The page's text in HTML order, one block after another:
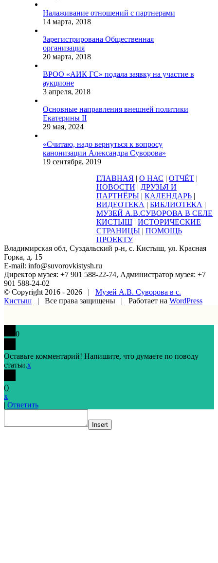
Налаживание отношений с партнерами
14 марта, 2018
Зарегистрирована Общественная
организация
20 марта, 2018
ВРОО «АИК ГС» подала заявку на участие в
аукционе
3 апреля, 2018
Основные направления внешней политики
Екатерины II
29 мая, 2024
«Считаю, надо вернуться к вопросу
канонизации Александра Суворова»
19 сентября, 2019
ГЛАВНАЯ | О НАС | ОТЧЁТ |
НОВОСТИ | ДРУЗЬЯ И
ПАРТНЁРЫ | КАЛЕНДАРЬ |
ВИДЕОТЕКА | БИБЛИОТЕКА |
МУЗЕЙ А.В.СУВОРОВА В СЕЛЕ
КИСТЫШ | ИСТОРИЧЕСКИЕ
СТРАНИЦЫ | ПОМОЩЬ
ПРОЕКТУ
Владимирская обл, Суздальский р-н, с. Кистыш, ул. Красная
Горка, д. 15
E-mail: info@suvorovkistysh.ru
Директор музея: +7 901 588-22-74, Администратор музея: +7
901 588-24-02
© Copyright 2016 - 2026 | Музей А.В. Суворова в с.
Кистыш | Все права защищены | Работает на WordPress
0
Оставьте комментарий! Напишите, что думаете по поводу
статьи.x
()
x
| Ответить
Insert